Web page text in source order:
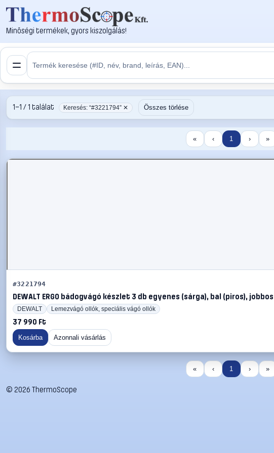
Minőségi termékek, gyors kiszolgálás!
1–1 / 1 találat Keresés: “#3221794” ✕ Összes törlése
« ‹ 1 › »
#3221794
DEWALT ERGO bádogvágó készlet 3 db egyenes (sárga), bal (piros),
DEWALT Lemezvágó ollók, speciális vágó ollók
37 990 Ft
Kosárba Azonnali vásárlás
« ‹ 1 › »
© 2026 ThermoScope